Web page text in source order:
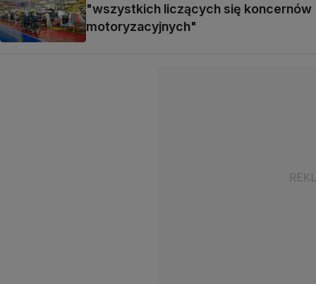
"wszystkich liczących się koncernów
motoryzacyjnych"